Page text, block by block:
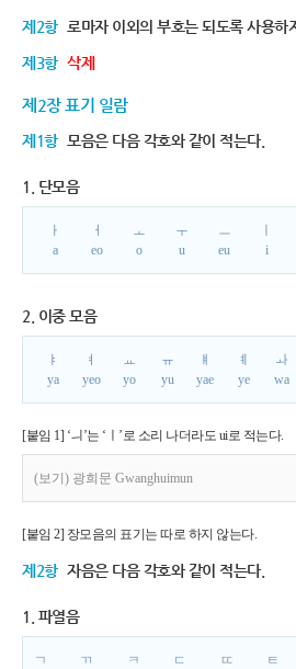
제2항 로마자 이외의 부호는 되도록 사용하
제3항 삭제
제2장 표기 일람
제1항 모음은 다음 각호와 같이 적는다.
1. 단모음
ㅏ
a
ㅓ
eo
ㅗ
o
ㅜ
u
ㅡ
eu
i
2. 이중 모음
ㅑ
ya
ㅕ
yeo
ㅛ
yo
ㅠ
yu
ㅒ
yae
ㅖ
ye
ㅘ
wa
[붙임 1] ‘ㅢ’는 ‘ㅣ’로 소리 나더라도 ui로 적는다.
(보기) 광희문 Gwanghuimun
[붙임 2] 장모음의 표기는 따로 하지 않는다.
제2항 자음은 다음 각호와 같이 적는다.
1. 파열음
ㄱ
ㄲ
ㅋ
ㄷ
ㄸ
ㅌ